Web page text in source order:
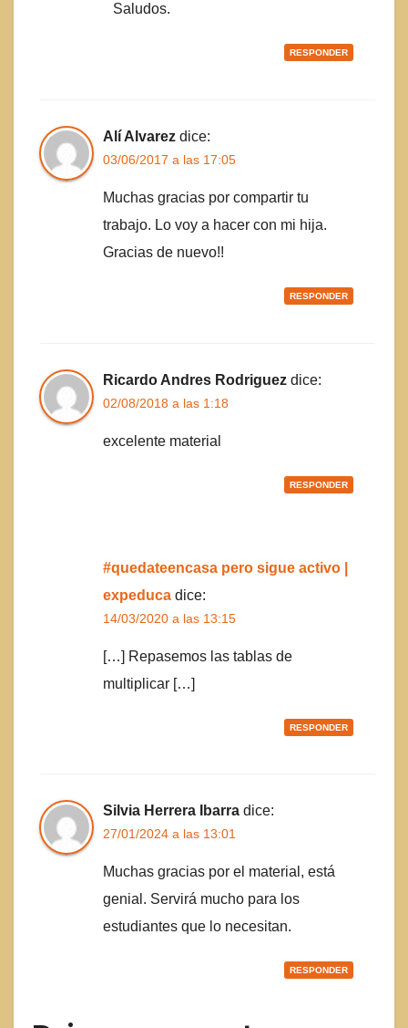
Saludos.
RESPONDER
Alí Alvarez dice:
03/06/2017 a las 17:05
Muchas gracias por compartir tu
trabajo. Lo voy a hacer con mi hija.
Gracias de nuevo!!
RESPONDER
Ricardo Andres Rodriguez dice:
02/08/2018 a las 1:18
excelente material
RESPONDER
#quedateencasa pero sigue activo |
expeduca dice:
14/03/2020 a las 13:15
[…] Repasemos las tablas de
multiplicar […]
RESPONDER
Silvia Herrera Ibarra dice:
27/01/2024 a las 13:01
Muchas gracias por el material, está
genial. Servirá mucho para los
estudiantes que lo necesitan.
RESPONDER